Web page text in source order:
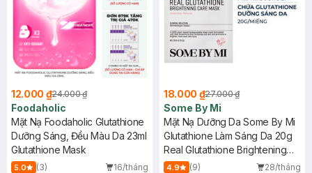
12.000 ₫24.000 ₫
Foodaholic
Mặt Nạ Foodaholic Glutathione
Dưỡng Sáng, Đều Màu Da 23ml
Glutathione Mask
5.0 (3)
16/tháng
18.000 ₫27.000 ₫
Some By Mi
Mặt Nạ Dưỡng Da Some By Mi
Glutathione Làm Sáng Da 20g
Real Glutathione Brightening
Care Mask
4.9 (9)
28/tháng